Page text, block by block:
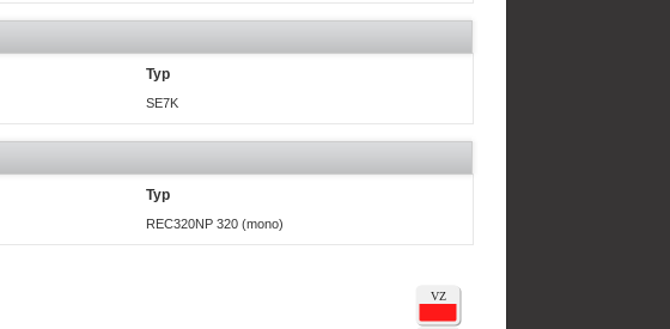
Typ
SE7K
Typ
REC320NP 320 (mono)